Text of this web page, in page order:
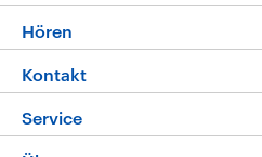
Programm
Die Nachrichten
Nachrichtenleicht
Hören
Livestream
Podcasts
Kontakt
Hörerservice
Service